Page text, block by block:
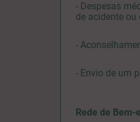
- Despesas
de acidente
-
- Envio de um
Rede de Bem-